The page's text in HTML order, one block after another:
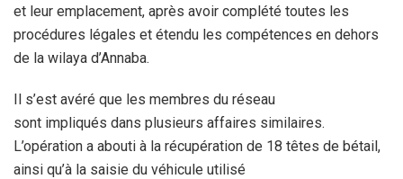
et leur emplacement, après avoir complété toutes les
procédures légales et étendu les compétences en dehors
de la wilaya d’Annaba.
Il s’est avéré que les membres du réseau
sont impliqués dans plusieurs affaires similaires.
L’opération a abouti à la récupération de 18 têtes de bétail,
ainsi qu’à la saisie du véhicule utilisé